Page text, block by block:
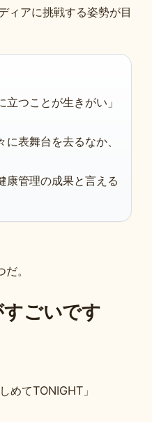
ィアに挑戦する姿勢が目
つことが生きがい」
表舞台を去るなか、
康管理の成果と言える
。
ごいです
めてTONIGHT」